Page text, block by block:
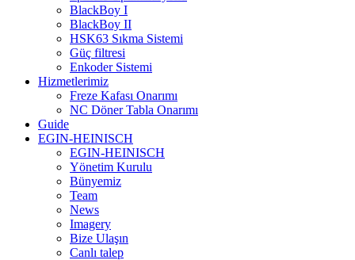
BlackBoy I
BlackBoy II
HSK63 Sıkma Sistemi
Güç filtresi
Enkoder Sistemi
Hizmetlerimiz
Freze Kafası Onarımı
NC Döner Tabla Onarımı
Guide
EGIN-HEINISCH
EGIN-HEINISCH
Yönetim Kurulu
Bünyemiz
Team
News
Imagery
Bize Ulaşın
Canlı talep